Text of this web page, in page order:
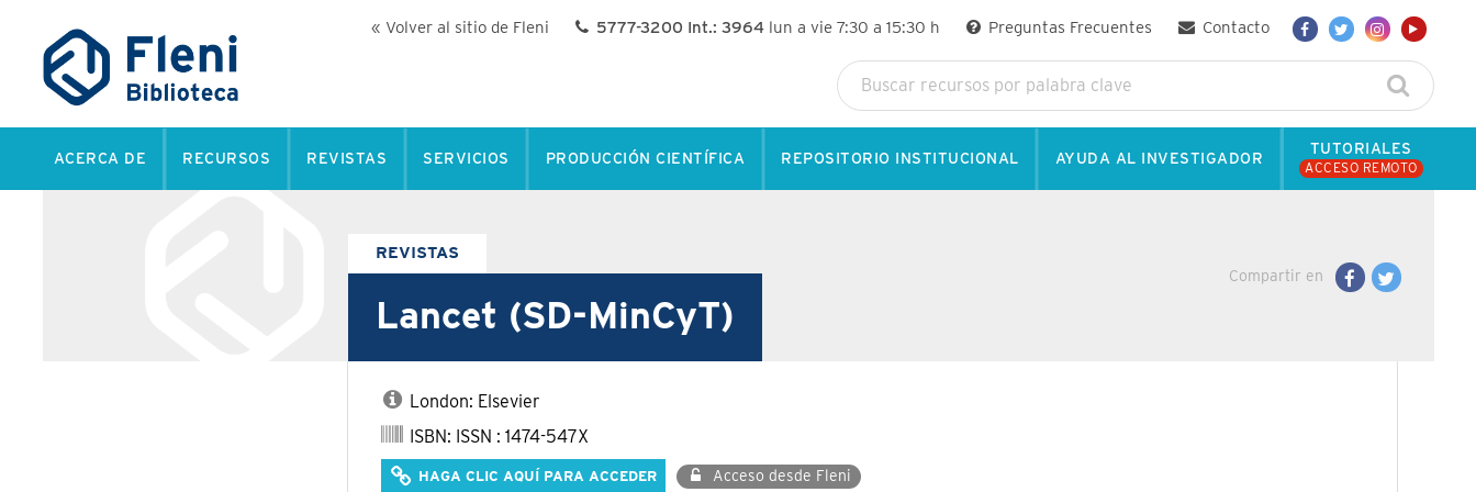
« Volver al sitio de Fleni 5777-3200 Int.: 3964lun a vie 7:30 a 15:30 h Preguntas Frecuentes Contacto
ACERCA DE RECURSOS REVISTAS SERVICIOS PRODUCCIÓN CIENTÍFICA REPOSITORIO INSTITUCIONAL AYUDA AL INVESTIGADOR
TUTORIALES
ACCESO REMOTO
Compartir en
REVISTAS
Lancet (SD-MinCyT)
London: Elsevier
ISBN: ISSN : 1474-547X
HAGA CLIC AQUÍ PARA ACCEDER Acceso desde Fleni